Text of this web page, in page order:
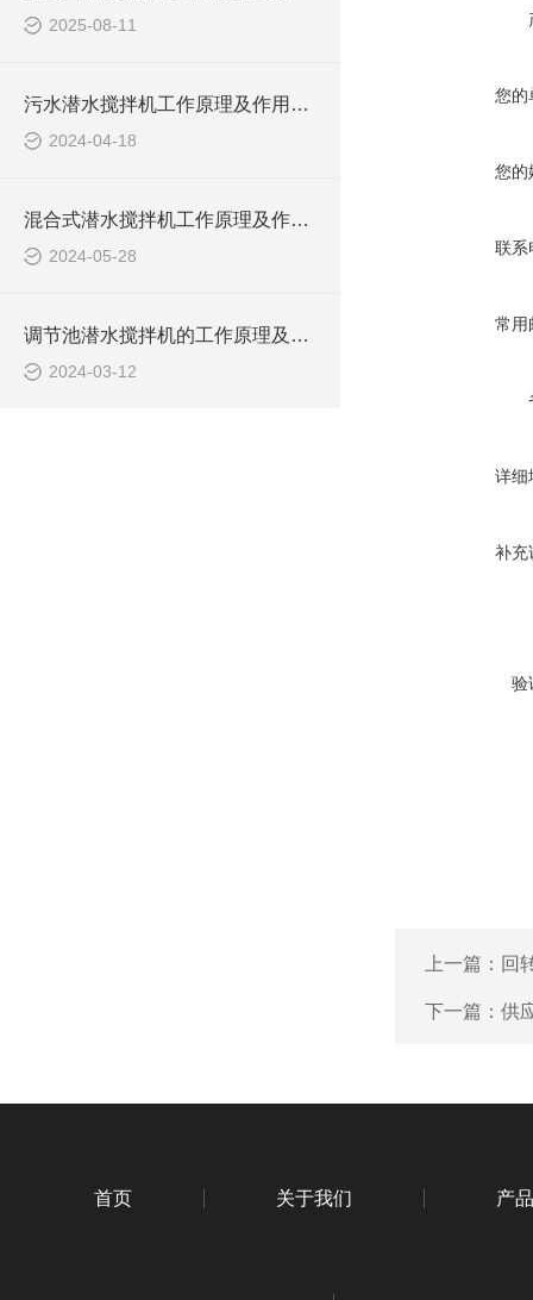
2025-08-11
污水潜水搅拌机工作原理及作用特点、安装图、CAD结构图
2024-04-18
混合式潜水搅拌机工作原理及作用特点、安装图、CAD结构图
2024-05-28
调节池潜水搅拌机的工作原理及潜水推进器CAD安装图、结构图
2024-03-12
您的
您的
联系
常用
详细
补充
验
上一篇： 回
下一篇： 供
首页 关于我们 产